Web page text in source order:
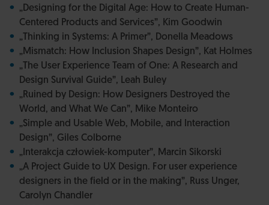
„Designing for the Digital Age: How to Create Human-
Centered Products and Services”, Kim Goodwin
„Thinking in Systems: A Primer”, Donella Meadows
„Mismatch: How Inclusion Shapes Design”, Kat Holmes
„The User Experience Team of One: A Research and
Design Survival Guide”, Leah Buley
„Ruined by Design: How Designers Destroyed the
World, and What We Can”, Mike Monteiro
„Simple and Usable Web, Mobile, and Interaction
Design”, Giles Colborne
„Interakcja człowiek-komputer”, Marcin Sikorski
„A Project Guide to UX Design. For user experience
designers in the field or in the making”, Russ Unger,
Carolyn Chandler